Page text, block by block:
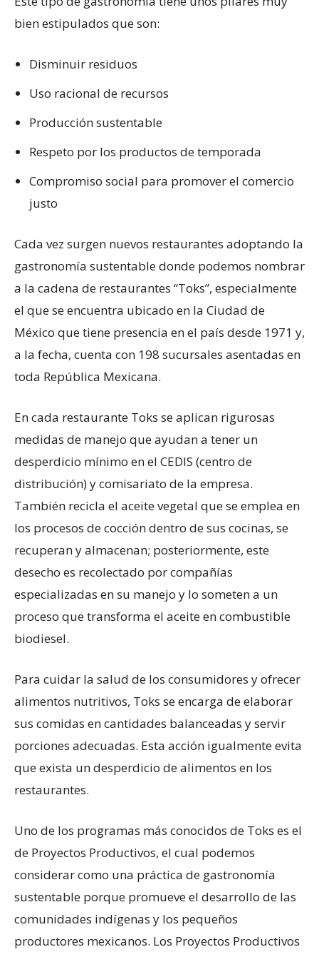
bien estipulados que son:
Disminuir residuos
Uso racional de recursos
Producción sustentable
Respeto por los productos de temporada
Compromiso social para promover el comercio
justo
Cada vez surgen nuevos restaurantes adoptando la
gastronomía sustentable donde podemos nombrar
a la cadena de restaurantes “Toks”, especialmente
el que se encuentra ubicado en la Ciudad de
México que tiene presencia en el país desde 1971 y,
a la fecha, cuenta con 198 sucursales asentadas en
toda República Mexicana.
En cada restaurante Toks se aplican rigurosas
medidas de manejo que ayudan a tener un
desperdicio mínimo en el CEDIS (centro de
distribución) y comisariato de la empresa.
También recicla el aceite vegetal que se emplea en
los procesos de cocción dentro de sus cocinas, se
recuperan y almacenan; posteriormente, este
desecho es recolectado por compañías
especializadas en su manejo y lo someten a un
proceso que transforma el aceite en combustible
biodiesel.
Para cuidar la salud de los consumidores y ofrecer
alimentos nutritivos, Toks se encarga de elaborar
sus comidas en cantidades balanceadas y servir
porciones adecuadas. Esta acción igualmente evita
que exista un desperdicio de alimentos en los
restaurantes.
Uno de los programas más conocidos de Toks es el
de Proyectos Productivos, el cual podemos
considerar como una práctica de gastronomía
sustentable porque promueve el desarrollo de las
comunidades indígenas y los pequeños
productores mexicanos. Los Proyectos Productivos